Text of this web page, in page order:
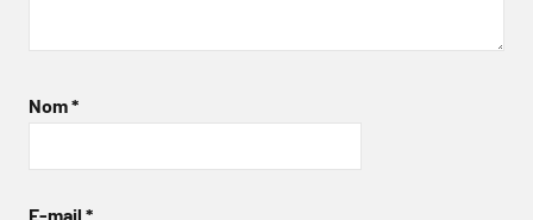
Nom*
E-mail *